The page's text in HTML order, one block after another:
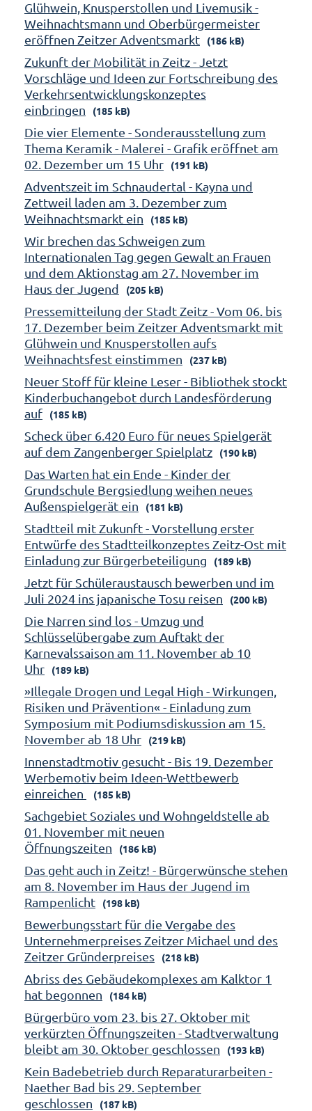
Glühwein, Knusperstollen und Livemusik -
Weihnachtsmann und Oberbürgermeister
eröffnen Zeitzer Adventsmarkt
(186 kB)
Zukunft der Mobilität in Zeitz - Jetzt
Vorschläge und Ideen zur Fortschreibung des
Verkehrsentwicklungskonzeptes
einbringen
(185 kB)
Die vier Elemente - Sonderausstellung zum
Thema Keramik - Malerei - Grafik eröffnet am
02. Dezember um 15 Uhr
(191 kB)
Adventszeit im Schnaudertal - Kayna und
Zettweil laden am 3. Dezember zum
Weihnachtsmarkt ein
(185 kB)
Wir brechen das Schweigen zum
Internationalen Tag gegen Gewalt an Frauen
und dem Aktionstag am 27. November im
Haus der Jugend
(205 kB)
Pressemitteilung der Stadt Zeitz - Vom 06. bis
17. Dezember beim Zeitzer Adventsmarkt mit
Glühwein und Knusperstollen aufs
Weihnachtsfest einstimmen
(237 kB)
Neuer Stoff für kleine Leser - Bibliothek stockt
Kinderbuchangebot durch Landesförderung
auf
(185 kB)
Scheck über 6.420 Euro für neues Spielgerät
auf dem Zangenberger Spielplatz
(190 kB)
Das Warten hat ein Ende - Kinder der
Grundschule Bergsiedlung weihen neues
Außenspielgerät ein
(181 kB)
Stadtteil mit Zukunft - Vorstellung erster
Entwürfe des Stadtteilkonzeptes Zeitz-Ost mit
Einladung zur Bürgerbeteiligung
(189 kB)
Jetzt für Schüleraustausch bewerben und im
Juli 2024 ins japanische Tosu reisen
(200 kB)
Die Narren sind los - Umzug und
Schlüsselübergabe zum Auftakt der
Karnevalssaison am 11. November ab 10
Uhr
(189 kB)
»Illegale Drogen und Legal High - Wirkungen,
Risiken und Prävention« - Einladung zum
Symposium mit Podiumsdiskussion am 15.
November ab 18 Uhr
(219 kB)
Innenstadtmotiv gesucht - Bis 19. Dezember
Werbemotiv beim Ideen-Wettbewerb
einreichen
(185 kB)
Sachgebiet Soziales und Wohngeldstelle ab
01. November mit neuen
Öffnungszeiten
(186 kB)
Das geht auch in Zeitz! - Bürgerwünsche stehen
am 8. November im Haus der Jugend im
Rampenlicht
(198 kB)
Bewerbungsstart für die Vergabe des
Unternehmerpreises Zeitzer Michael und des
Zeitzer Gründerpreises
(218 kB)
Abriss des Gebäudekomplexes am Kalktor 1
hat begonnen
(184 kB)
Bürgerbüro vom 23. bis 27. Oktober mit
verkürzten Öffnungszeiten - Stadtverwaltung
bleibt am 30. Oktober geschlossen
(193 kB)
Kein Badebetrieb durch Reparaturarbeiten -
Naether Bad bis 29. September
geschlossen
(187 kB)